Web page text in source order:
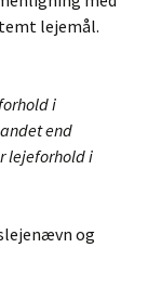
lejemål.
i
end
lejeforhold i
og